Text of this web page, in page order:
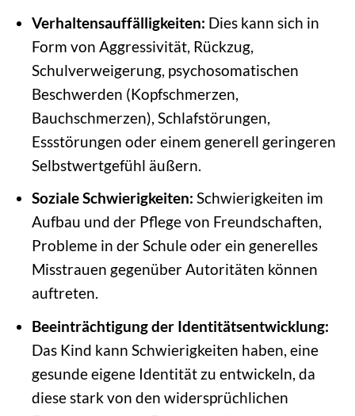
Verhaltensauffälligkeiten: Dies kann sich in
Form von Aggressivität, Rückzug,
Schulverweigerung, psychosomatischen
Beschwerden (Kopfschmerzen,
Bauchschmerzen), Schlafstörungen,
Essstörungen oder einem generell geringeren
Selbstwertgefühl äußern.
Soziale Schwierigkeiten: Schwierigkeiten im
Aufbau und der Pflege von Freundschaften,
Probleme in der Schule oder ein generelles
Misstrauen gegenüber Autoritäten können
auftreten.
Beeinträchtigung der Identitätsentwicklung:
Das Kind kann Schwierigkeiten haben, eine
gesunde eigene Identität zu entwickeln, da
diese stark von den widersprüchlichen